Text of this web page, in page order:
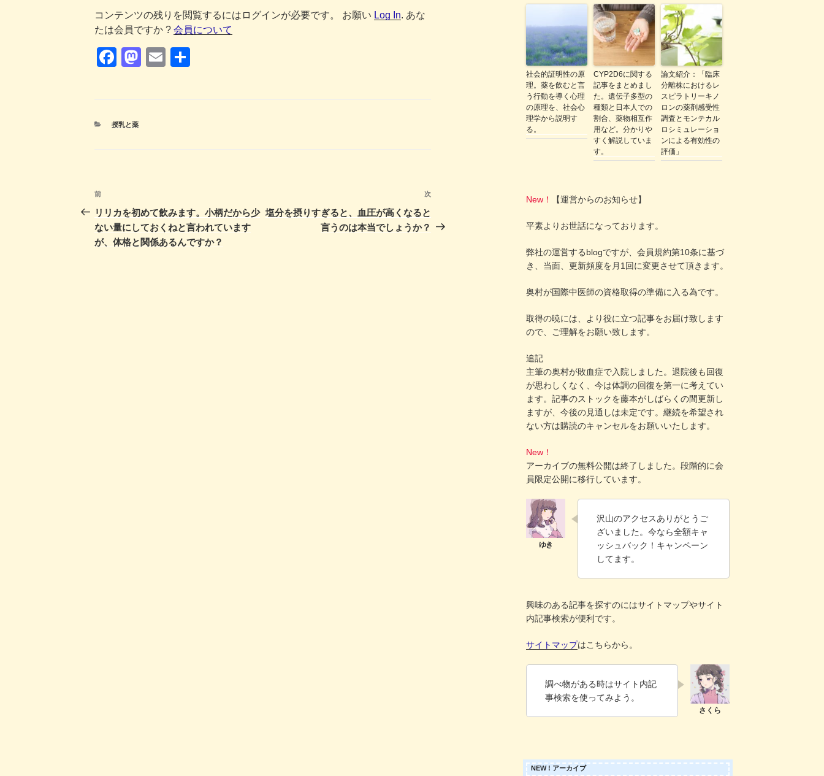
コンテンツの残りを閲覧するにはログインが必要です。 お願い Log In. あな
たは会員ですか ? 会員について
F
e
b
M
E
カ
授乳と薬
投
稿
ナ
前
の
投
稿
前
リリカを初めて飲みます。小柄だから少
ない量にしておくねと言われています
が、体格と関係あるんですか？
次
投
次
塩分を摂りすぎると、血圧が高くなると
言うのは本当でしょうか？
社会的証明性の原
理。薬を飲むと言
う行動を導く心理
の原理を、社会心
理学から説明す
る。
CYP2D6に関する
記事をまとめまし
た。遺伝子多型の
種類と日本人での
割合、薬物相互作
用など。分かりや
すく解説していま
す。
論文紹介：「臨床
分離株におけるレ
スピラトリーキノ
ロンの薬剤感受性
調査とモンテカル
ロシミュレーショ
ンによる有効性の
評価」
New！ 【運営からのお知らせ】
平素よりお世話になっております。
弊社の運営するblogですが、会員規約第10条に基づ
き、当面、更新頻度を月1回に変更させて頂きます。
奥村が国際中医師の資格取得の準備に入る為です。
取得の暁には、より役に立つ記事をお届け致します
ので、ご理解をお願い致します。
追記
主筆の奥村が敗血症で入院しました。退院後も回復
が思わしくなく、今は体調の回復を第一に考えてい
ます。記事のストックを藤本がしばらくの間更新し
ますが、今後の見通しは未定です。継続を希望され
ない方は購読のキャンセルをお願いいたします。
New！
アーカイブの無料公開は終了しました。段階的に会
員限定公開に移行しています。
沢山のアクセスありがとうご
ざいました。今なら全額キャ
ッシュバック！キャンペーン
してます。
興味のある記事を探すのにはサイトマップやサイト
内記事検索が便利です。
サイトマップはこちらから。
調べ物がある時はサイト内記
事検索を使ってみよう。
NEW ! アーカイブ